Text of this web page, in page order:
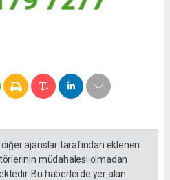
ajanslar tarafından eklenen
müdahalesi olmadan
Bu haberlerde yer alan